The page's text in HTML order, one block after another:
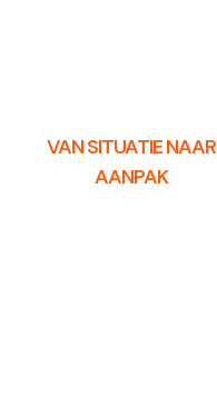
VAN SITUATIE NAAR
AANPAK